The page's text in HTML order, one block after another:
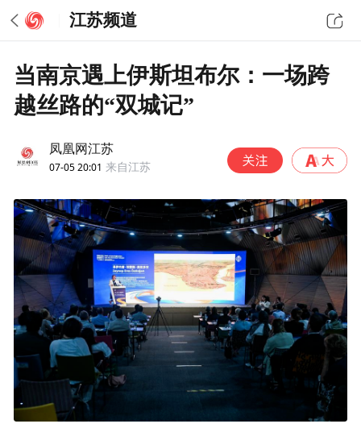
江苏频道
当南京遇上伊斯坦布尔：一场跨
越丝路的“双城记”
凤凰网江苏
07-05 20:01 来自江苏